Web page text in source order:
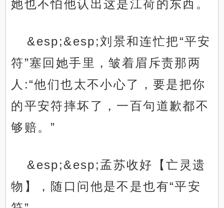
她也不怕他认出这是江荷的东西。
&esp;&esp;刘景和连忙把“平安
符”塞回她手里，皱着眉斥责那两
人:“他们也太不小心了，要是把你
的平安符摔坏了，一百句道歉都不
够赔。”
&esp;&esp;孟苏收好【亡灵遗
物】，随口问他是不是也有“平安